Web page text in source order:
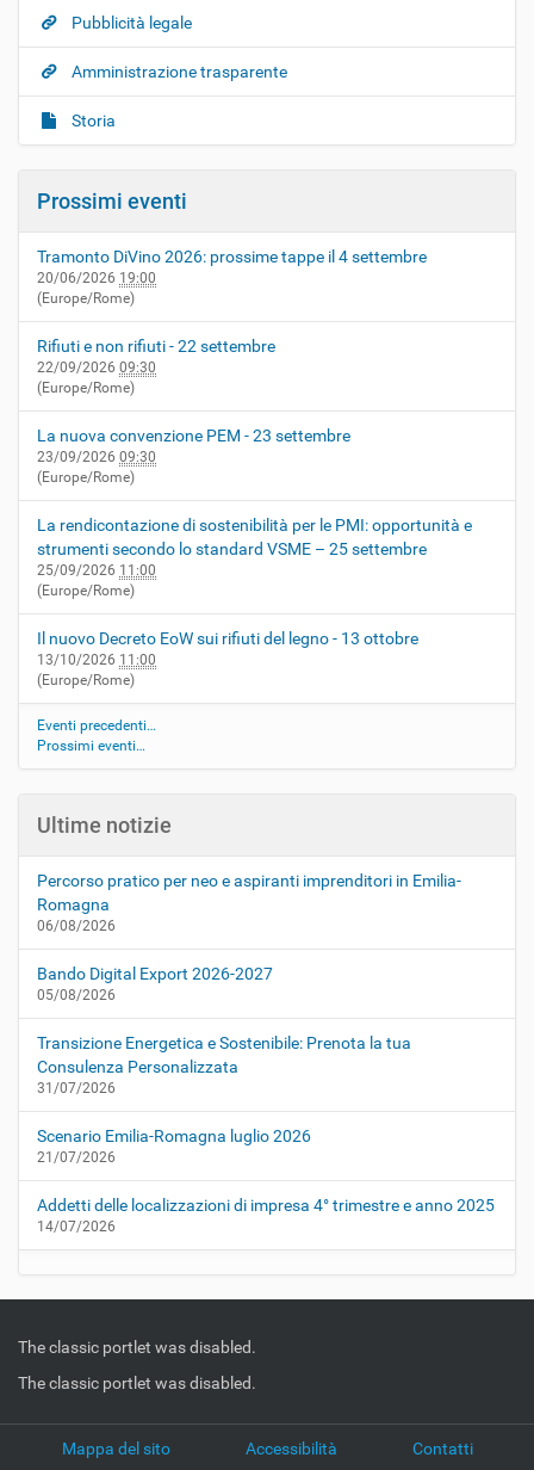
Pubblicità legale
Amministrazione trasparente
Storia
Prossimi eventi
Tramonto DiVino 2026: prossime tappe il 4 settembre
20/06/2026 19:00
(Europe/Rome)
Rifiuti e non rifiuti - 22 settembre
22/09/2026 09:30
(Europe/Rome)
La nuova convenzione PEM - 23 settembre
23/09/2026 09:30
(Europe/Rome)
La rendicontazione di sostenibilità per le PMI: opportunità e
strumenti secondo lo standard VSME – 25 settembre
25/09/2026 11:00
(Europe/Rome)
Il nuovo Decreto EoW sui rifiuti del legno - 13 ottobre
13/10/2026 11:00
(Europe/Rome)
Eventi precedenti…
Prossimi eventi…
Ultime notizie
Percorso pratico per neo e aspiranti imprenditori in Emilia-
Romagna
06/08/2026
Bando Digital Export 2026-2027
05/08/2026
Transizione Energetica e Sostenibile: Prenota la tua
Consulenza Personalizzata
31/07/2026
Scenario Emilia-Romagna luglio 2026
21/07/2026
Addetti delle localizzazioni di impresa 4° trimestre e anno 2025
14/07/2026
The classic portlet was disabled.
The classic portlet was disabled.
Mappa del sito Accessibilità Contatti